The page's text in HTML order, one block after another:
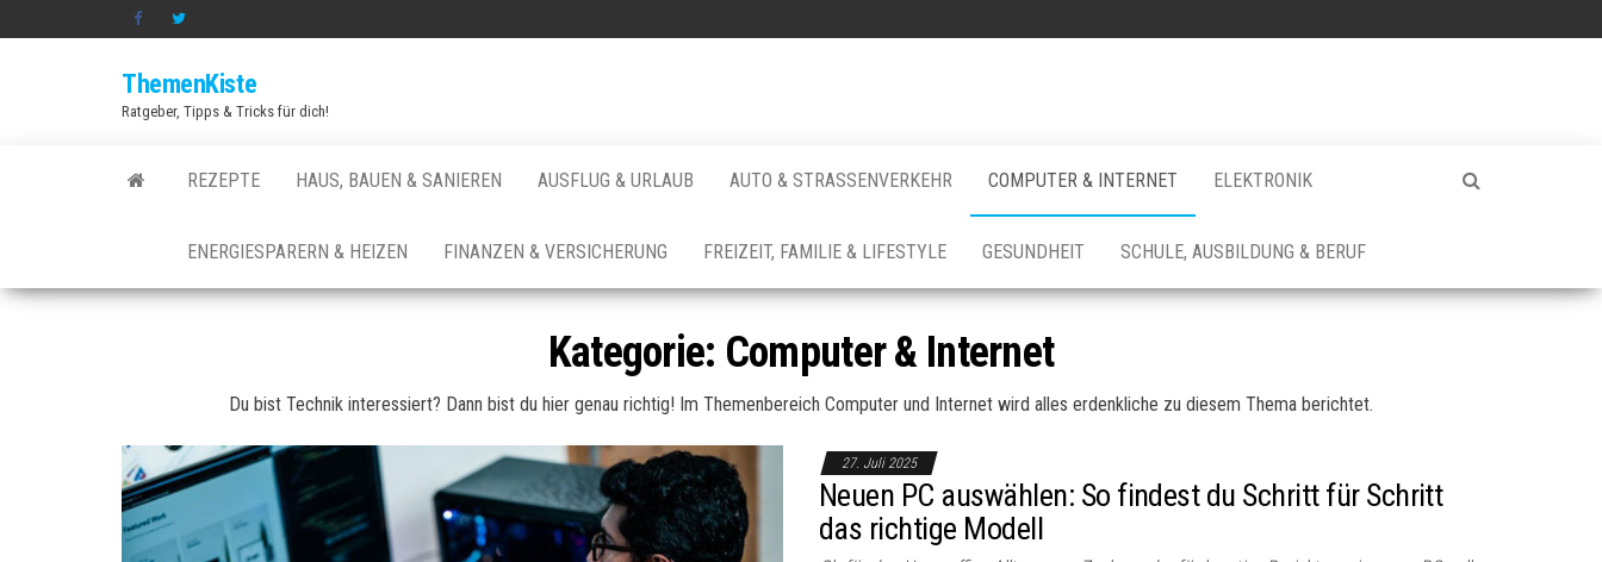
ThemenKiste
Ratgeber, Tipps & Tricks für dich!
REZEPTE HAUS, BAUEN & SANIEREN AUSFLUG & URLAUB AUTO & STRASSENVERKEHR COMPUTER & INTERNET ELEKTRONIK
ENERGIESPARERN & HEIZEN FINANZEN & VERSICHERUNG FREIZEIT, FAMILIE & LIFESTYLE GESUNDHEIT SCHULE, AUSBILDUNG & BERUF
Kategorie: Computer & Internet
Du bist Technik interessiert? Dann bist du hier genau richtig! Im Themenbereich Computer und Internet wird alles erdenkliche zu diesem Thema berichtet.
27. Juli 2025
Neuen PC auswählen: So findest du Schritt für Schritt
das richtige Modell